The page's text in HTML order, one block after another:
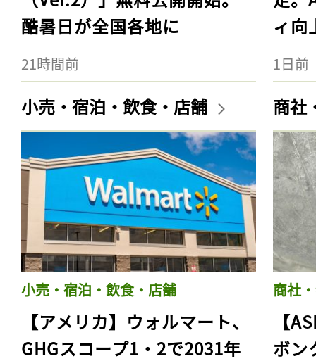
酷暑日が全国各地に
21時間前
ィ向
1日前
小売・宿泊・飲食・店舗
小売・宿泊・飲食・店舗
【アメリカ】ウォルマート、
GHGスコープ1・2で2031年
商社
商社
【
ボン